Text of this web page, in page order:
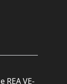
REA VE-